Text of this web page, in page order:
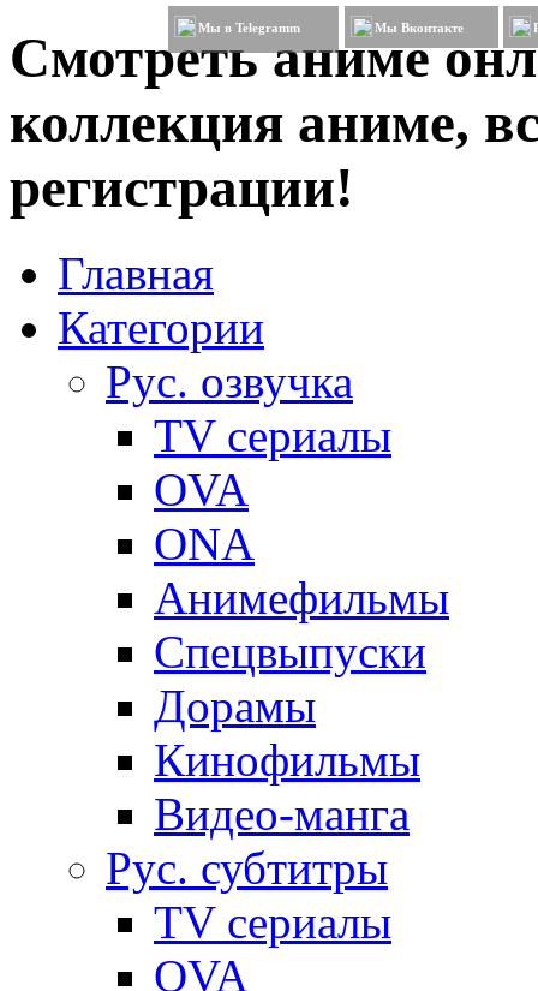
Смотреть аниме
коллекция аниме,
регистрации!
Мы в Telegramm Мы Вконтакте
Главная
Категории
Рус. озвучка
TV сериалы
OVA
ONA
Анимефильмы
Спецвыпуски
Дорамы
Кинофильмы
Видео-манга
Рус. субтитры
TV сериалы
OVA